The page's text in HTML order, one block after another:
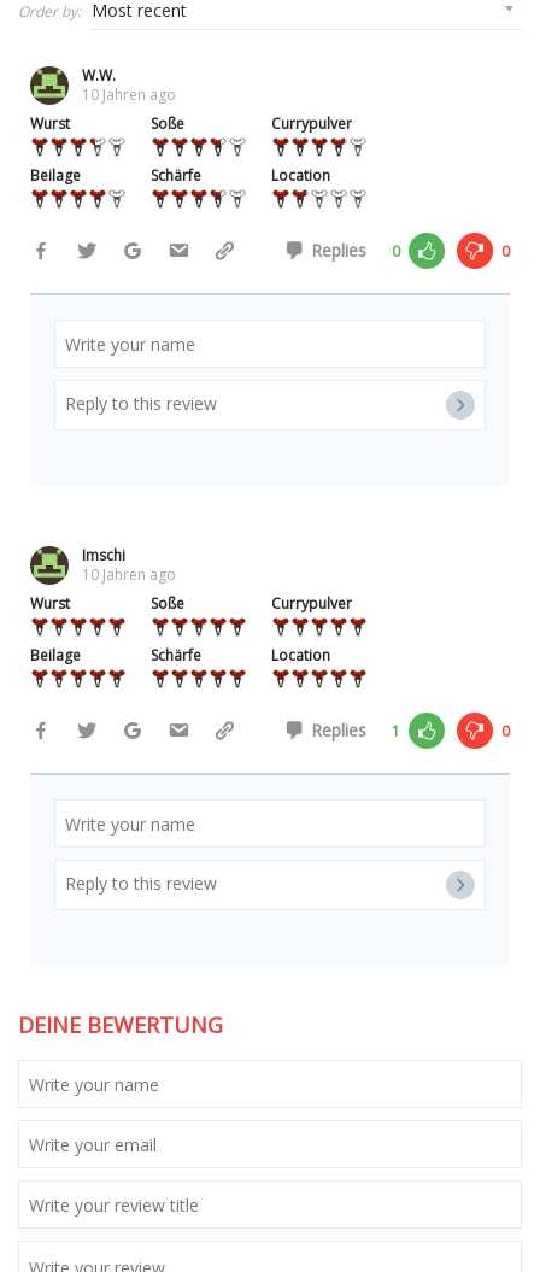
Order by:
W.W.
10 Jahren ago
Wurst
Soße Currypulver
Beilage Schärfe Location
Replies 0 0
Imschi
10 Jahren ago
Wurst
Soße Currypulver
Beilage Schärfe Location
Replies 1 0
DEINE BEWERTUNG